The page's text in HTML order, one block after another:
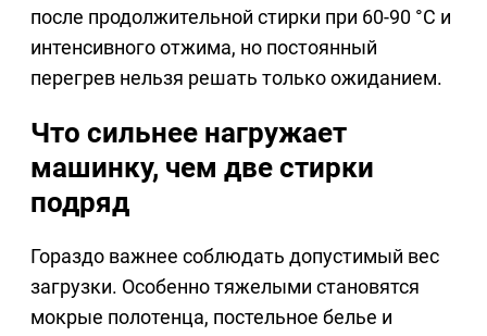
после продолжительной стирки при 60-90 °C и
интенсивного отжима, но постоянный
перегрев нельзя решать только ожиданием.
Что сильнее нагружает
машинку, чем две стирки
подряд
Гораздо важнее соблюдать допустимый вес
загрузки. Особенно тяжелыми становятся
мокрые полотенца, постельное белье и